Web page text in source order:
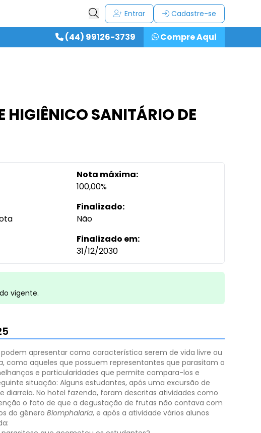
Entrar Cadastre-se
(44) 99126-3739 Compre Aqui
SANITÁRIO DE
Nota máxima:
100,00%
Finalizado:
Não
Finalizado em:
31/12/2030
vigente.
apresentar como característica serem de vida livre ou
, como aqueles que possuem representantes que parasitam o
e particularidades que permite compara-los e
situação: Alguns estudantes, após uma excursão de
No hotel fazenda, foram descritas atividades como
o fato de que a degustação de frutas não contava com
do gênero Biomphalaria, e após a atividade vários alunos